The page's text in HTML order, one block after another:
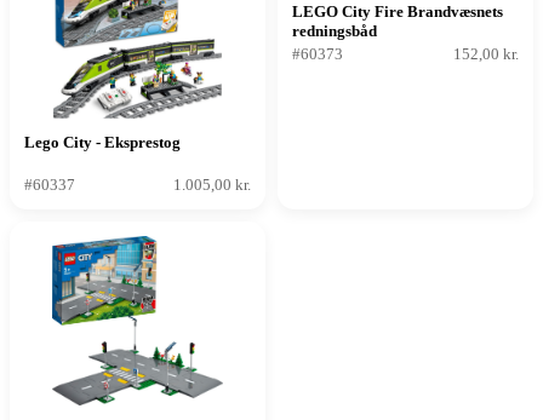
Lego City - Eksprestog
#60337 1.005,00 kr.
LEGO City Fire Brandvæsnets
redningsbåd
#60373
152,00 kr.